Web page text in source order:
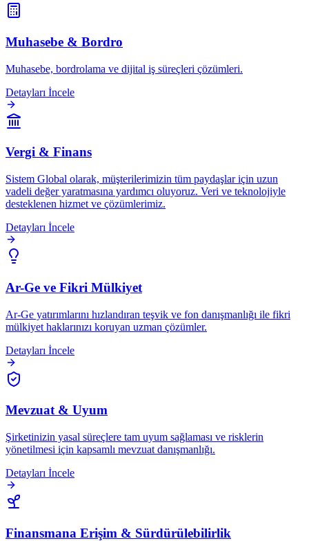
Muhasebe & Bordro
Muhasebe, bordrolama ve dijital iş süreçleri çözümleri.
Detayları İncele
Vergi & Finans
Sistem Global olarak, müşterilerimizin tüm paydaşlar için uzun
vadeli değer yaratmasına yardımcı oluyoruz. Veri ve teknolojiyle
desteklenen hizmet ve çözümlerimiz.
Detayları İncele
Ar-Ge ve Fikri Mülkiyet
Ar-Ge yatırımlarını hızlandıran teşvik ve fon danışmanlığı ile fikri
mülkiyet haklarınızı koruyan uzman çözümler.
Detayları İncele
Mevzuat & Uyum
Şirketinizin yasal süreçlere tam uyum sağlaması ve risklerin
yönetilmesi için kapsamlı mevzuat danışmanlığı.
Detayları İncele
Finansmana Erişim & Sürdürülebilirlik